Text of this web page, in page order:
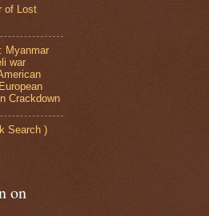
of Lost
Myanmar
war
Crackdown
Search )
on